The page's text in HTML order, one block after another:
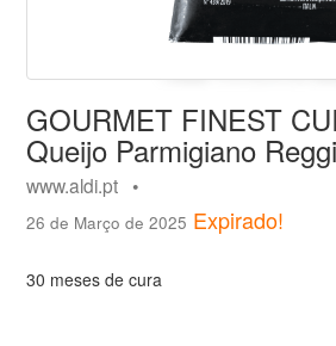
GOURMET FINEST
Queijo Parmigiano
www.aldi.pt •
26 de Março de 2025 Expirado!
30 meses de cura